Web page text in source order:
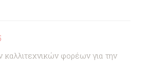
φορέων για την